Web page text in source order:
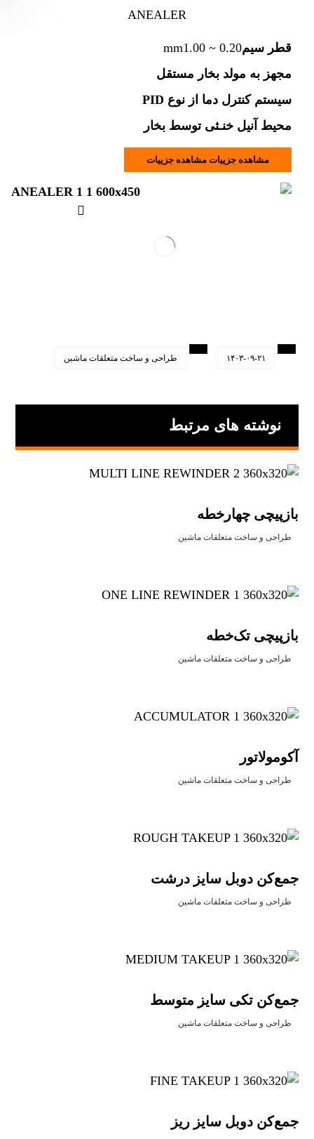
ANEALER
قطر سیم mm1.00 ~ 0.20
مجهز به مولد بخار مستقل
سیستم کنترل دما از نوع PID
محیط آنیل خنـثی توسط بخار
مشاهده جزییاتمشاهده جزییات
۱۴۰۳-۰۹-۲۱ طراحی و ساخت متعلقات ماشین
نوشته های مرتبط
بازپیچی چهارخطه
طراحی و ساخت متعلقات ماشین
بازپیچی تک‌خطه
طراحی و ساخت متعلقات ماشین
آکومولاتور
طراحی و ساخت متعلقات ماشین
جمع‌کن دوبل سایز درشت
طراحی و ساخت متعلقات ماشین
جمع‌کن تکی سایز متوسط
طراحی و ساخت متعلقات ماشین
جمع‌کن دوبل سایز ریز